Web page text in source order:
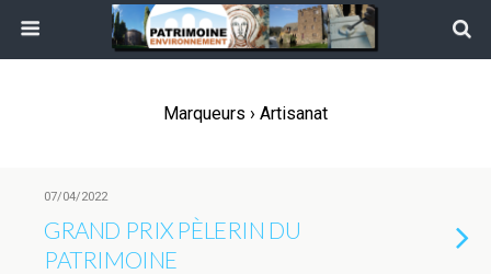
Marqueurs › Artisanat
07/04/2022
GRAND PRIX PÈLERIN DU
PATRIMOINE